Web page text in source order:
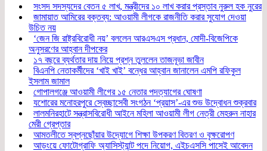
সংসদ সদস্যদের বেতন ৫ লাখ, মন্ত্রীদের ১০ লাখ করার প্রস্তাব নুরুল হক নুরের
জামায়াত আমিরের বক্তব্য: আওয়ামী লীগকে রাজনীতি করার সুযোগ দেওয়া
উচিত নয়
‘জেন জি রাষ্ট্রবিরোধী নয়’ বললেন আরএসএস প্রধান, মোদী-বিজেপিকে
অনুসরণের আহ্বান দীপকের
১৭ বছরে ব্যর্থতার দায় নিয়ে প্রশ্ন তুললেন তাজনূভা জাবীন
বিএনপি নেতাকর্মীদের ‘খাই খাই’ বন্ধের আহ্বান জানালেন এমপি রফিকুল
ইসলাম জামাল
গোপালগঞ্জে আওয়ামী লীগের ১৫ নেতার পদত্যাগের ঘোষণা
যশোরের মনোহরপুরে স্বেচ্ছাসেবী সংগঠন ‘প্রয়াস’-এর শুভ উদ্বোধন শুক্রবার
লালমনিরহাটে সন্ত্রাসবিরোধী আইনে মহিলা আওয়ামী লীগ নেত্রী মেহরুন নাহার
মেরী গ্রেপ্তার
আমতলীতে স্বপ্নছোঁয়ার উদ্যোগে শিক্ষা উপকরণ বিতরণ ও বৃক্ষরোপণ
আড়ংয়ে ফোটোগ্রাফি অ্যাসিস্ট্যান্ট পদে নিয়োগ, এইচএসসি পাসেই আবেদন